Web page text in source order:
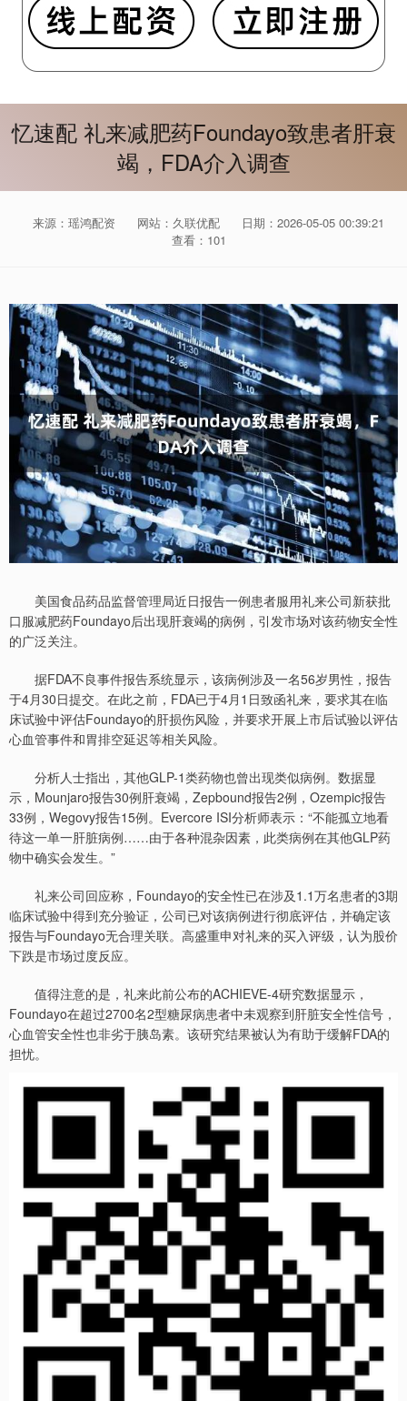
忆速配 礼来减肥药Foundayo致患者肝衰
竭，FDA介入调查
来源：瑶鸿配资 网站：久联优配
日期：2026-05-05 00:39:21
查看：101
美国食品药品监督管理局近日报告一例患者服用礼来公司新获批
口服减肥药Foundayo后出现肝衰竭的病例，引发市场对该药物安全性
的广泛关注。
据FDA不良事件报告系统显示，该病例涉及一名56岁男性，报告
于4月30日提交。在此之前，FDA已于4月1日致函礼来，要求其在临
床试验中评估Foundayo的肝损伤风险，并要求开展上市后试验以评估
心血管事件和胃排空延迟等相关风险。
分析人士指出，其他GLP-1类药物也曾出现类似病例。数据显
示，Mounjaro报告30例肝衰竭，Zepbound报告2例，Ozempic报告
33例，Wegovy报告15例。Evercore ISI分析师表示：“不能孤立地看
待这一单一肝脏病例……由于各种混杂因素，此类病例在其他GLP药
物中确实会发生。”
礼来公司回应称，Foundayo的安全性已在涉及1.1万名患者的3期
临床试验中得到充分验证，公司已对该病例进行彻底评估，并确定该
报告与Foundayo无合理关联。高盛重申对礼来的买入评级，认为股价
下跌是市场过度反应。
值得注意的是，礼来此前公布的ACHIEVE-4研究数据显示，
Foundayo在超过2700名2型糖尿病患者中未观察到肝脏安全性信号，
心血管安全性也非劣于胰岛素。该研究结果被认为有助于缓解FDA的
担忧。